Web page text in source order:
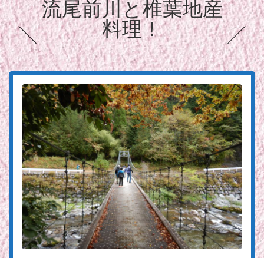
流尾前川と椎葉地産
料理！